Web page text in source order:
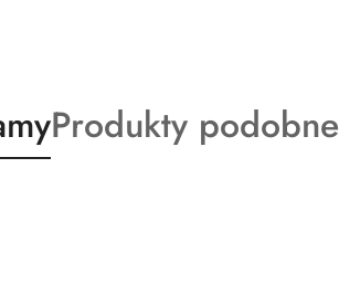
Produkty
o
Produkty podobne